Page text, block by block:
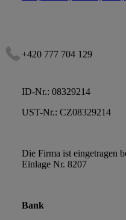
+420 777 704 129
ID-Nr.: 08329214
UST-Nr.: CZ08329214
Die Firma ist eingetragen
Einlage Nr. 8207
Bank